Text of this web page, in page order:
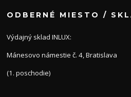
ODBERNÉ MIESTO /
Výdajný sklad INLUX:
Mánesovo námestie č. 4, Bratislava
(1. poschodie)